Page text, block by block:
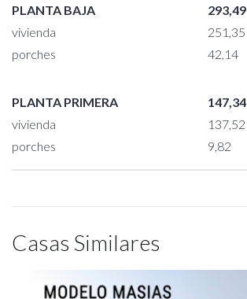
PLANTA BAJA 293,49
vivienda 251,35
porches 42,14
PLANTA PRIMERA 147,34
vivienda 137,52
porches 9,82
Casas Similares